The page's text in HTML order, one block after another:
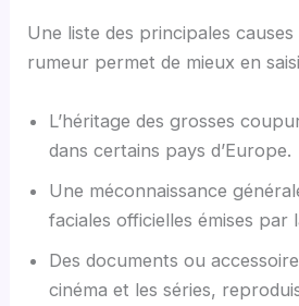
Une liste des principales causes
rumeur permet de mieux en
L’héritage des grosses
dans certains pays d’Europe.
Une méconnaissance
faciales officielles émises par
Des documents ou
cinéma et les séries,